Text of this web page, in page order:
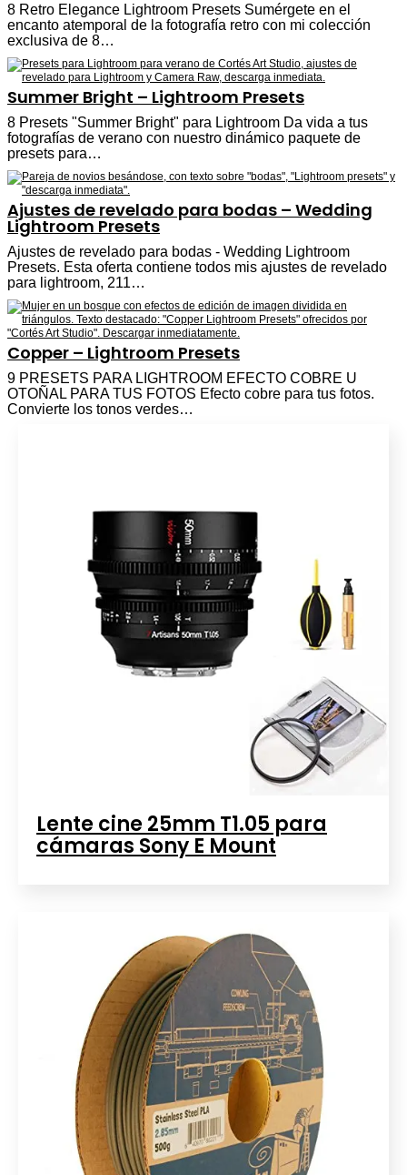
8 Retro Elegance Lightroom Presets Sumérgete en el
encanto atemporal de la fotografía retro con mi colección
exclusiva de 8…
Summer Bright – Lightroom Presets
8 Presets "Summer Bright" para Lightroom Da vida a tus
fotografías de verano con nuestro dinámico paquete de
presets para…
Ajustes de revelado para bodas – Wedding
Lightroom Presets
Ajustes de revelado para bodas - Wedding Lightroom
Presets. Esta oferta contiene todos mis ajustes de revelado
para lightroom, 211…
Copper – Lightroom Presets
9 PRESETS PARA LIGHTROOM EFECTO COBRE U
OTOÑAL PARA TUS FOTOS Efecto cobre para tus fotos.
Convierte los tonos verdes…
Lente cine 25mm T1.05 para
cámaras Sony E Mount